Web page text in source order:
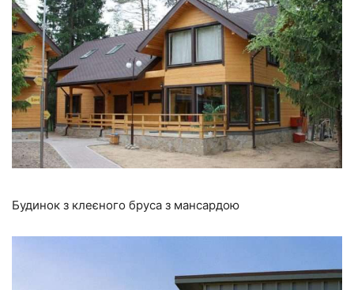
Будинок з клеєного бруса з мансардою